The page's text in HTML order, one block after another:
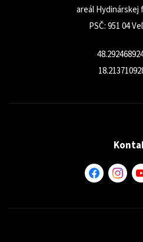
areál Hydinárskej
PSČ: 951 04